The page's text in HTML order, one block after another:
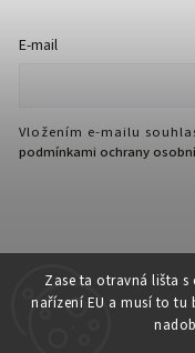
Zase ta otravná lišta
nařízení EU a musí to tu
E-mail
Vložením e-mailu
podmínkami ochrany
FACEBOOK